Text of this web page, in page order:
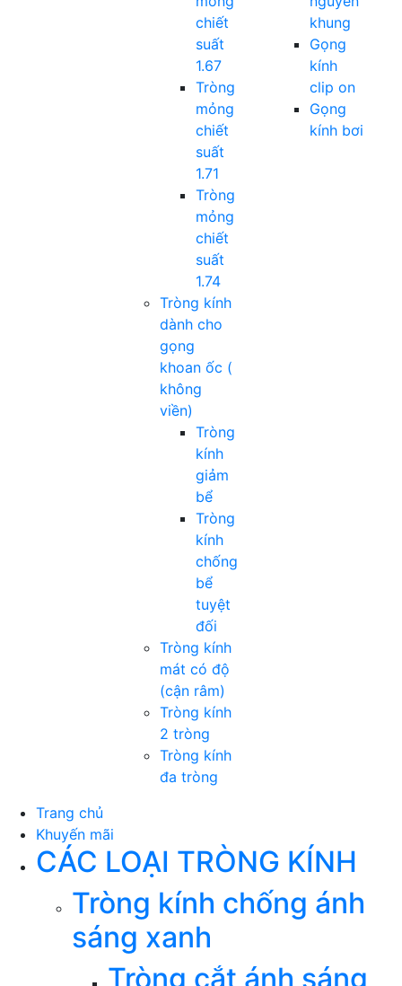
chiết
suất
1.67
Tròng
mỏng
chiết
suất
1.71
Tròng
mỏng
chiết
suất
1.74
Tròng kính
dành cho
gọng
khoan ốc (
không
viền)
Tròng
kính
giảm
bể
Tròng
kính
chống
bể
tuyệt
đối
Tròng kính
mát có độ
(cận râm)
Tròng kính
2 tròng
Tròng kính
đa tròng
khung
Gọng
kính
clip on
Gọng
kính bơi
Trang chủ
Khuyến mãi
CÁC LOẠI TRÒNG KÍNH
Tròng kính chống ánh
sáng xanh
Tròng cắt ánh sáng